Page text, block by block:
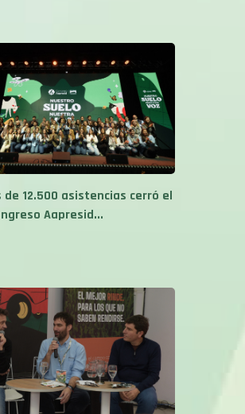
de 12.500 asistencias cerró el
Aapresid...